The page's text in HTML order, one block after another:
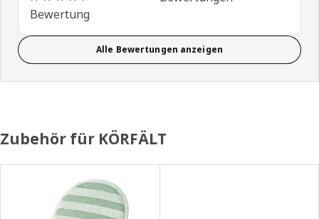
Bewertung
Alle Bewertungen anzeigen
Zubehör für KÖRFÄLT